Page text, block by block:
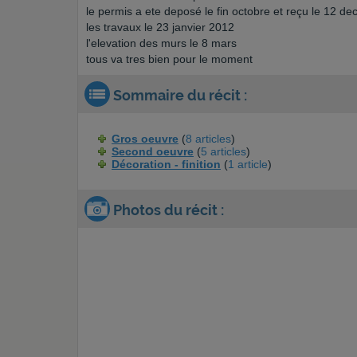
le permis a ete deposé le fin octobre et reçu le 12
les travaux le 23 janvier 2012
l'elevation des murs le 8 mars
tous va tres bien pour le moment
Sommaire du récit :
Gros oeuvre (8 articles)
Second oeuvre (5 articles)
Décoration - finition (1 article)
Photos du récit :